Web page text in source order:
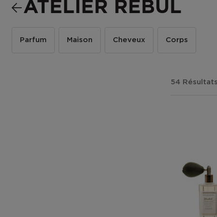
ATELIER REBUL
Parfum Maison Cheveux Corps
54